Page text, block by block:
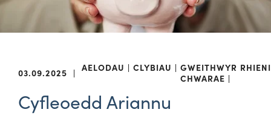
03.09.2025 | AELODAU CLYBIAU
GWEITHWYR
CHWARAE
RHIENI
Cyfleoedd Ariannu